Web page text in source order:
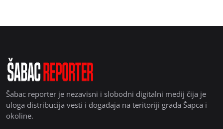
Šabac reporter je nezavisni i slobodni digitalni medij čija je
uloga distribucija vesti i događaja na teritoriji grada Šapca i
okoline.